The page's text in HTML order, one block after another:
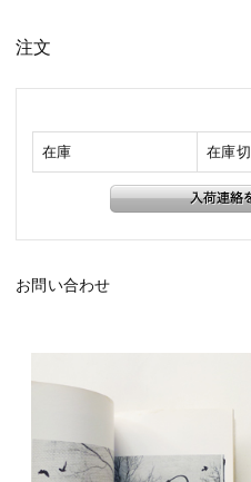
注文
在庫 在庫
お問い合わせ